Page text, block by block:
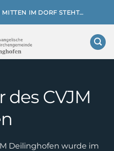
IM DORF STEHT…
des CVJM
Deilinghofen wurde im